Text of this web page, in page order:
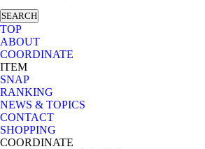
SEARCH
TOP
ABOUT
COORDINATE
ITEM
SNAP
RANKING
NEWS & TOPICS
CONTACT
SHOPPING
COORDINATE